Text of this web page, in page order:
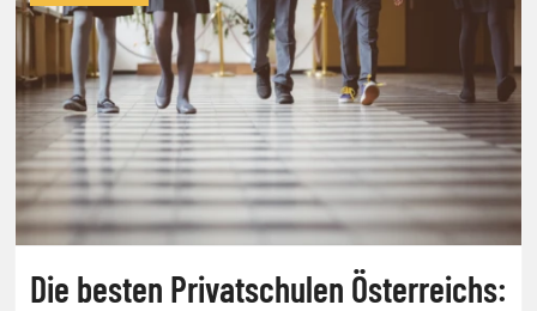
Die besten Privatschulen Österreichs: